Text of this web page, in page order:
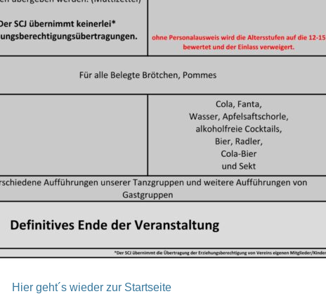
Hier geht´s wieder zur Startseite